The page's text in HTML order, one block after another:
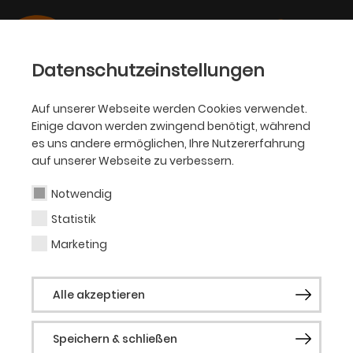
Datenschutzeinstellungen
Auf unserer Webseite werden Cookies verwendet.
Einige davon werden zwingend benötigt, während
es uns andere ermöglichen, Ihre Nutzererfahrung
auf unserer Webseite zu verbessern.
Notwendig
Statistik
Marketing
Alle akzeptieren
Speichern & schließen
PHILHARMONIKER
Benedetto Lupo
Gastsolist (Klavier)
Benedetto Lupo gehört zu den führenden
italienischen Pianisten unserer Zeit. Den
internationalen Durchbruch brachte ihm
1989 die Bronze-Medaille beim alle vier